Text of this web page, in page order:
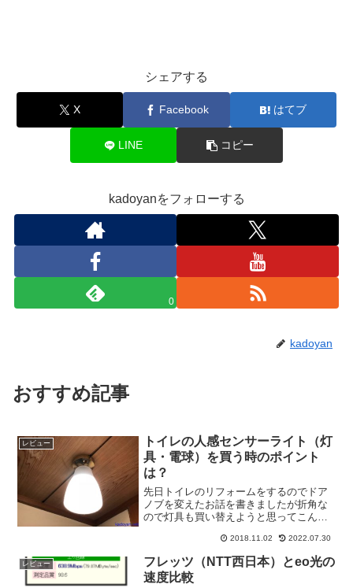
シェアする
X Facebook はてブ
LINE コピー
kadoyanをフォローする
0
kadoyan
おすすめ記事
レビュー
トイレの人感センサーライト（灯
具・電球）を買う時のポイント
は？
先日トイレのリフォームをするのでドア
ノブを変えたお話を書きましたが折角な
ので灯具も買い替えようと思ってこんな
人感センサー対応の電球も買って準備し
ていたのですがリフォーム前に、電球だ
け変えてテストしていた時...
2018.11.02 2022.07.30
レビュー
フレッツ（NTT西日本）とeo光の
速度比較